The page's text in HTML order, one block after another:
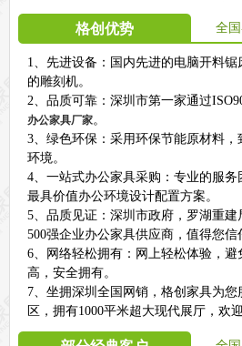
格创优势 全
1、先进设备：国内先进的电脑开料
的雕刻机。
2、品质可靠：深圳市第一家通过
办公家具厂家。
3、绿色环保：采用环保节能原材料
环境。
4、一站式办公家具采购：专业的服
最具价值办公环境设计配置方案。
5、品质见证：深圳市政府，罗湖重
500强企业办公家具供应商，值得您信
6、网络轻松拥有：网上轻松体验，
高，安全拥有。
7、坐拥深圳全国网销，格创家具为
区，拥有1000平米超大现代展厅，欢